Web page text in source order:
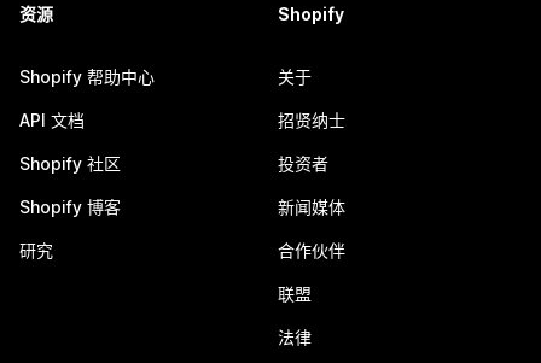
资源
Shopify 帮助中心
API 文档
Shopify 社区
Shopify 博客
研究
Shopify
关于
招贤纳士
投资者
新闻媒体
合作伙伴
联盟
法律